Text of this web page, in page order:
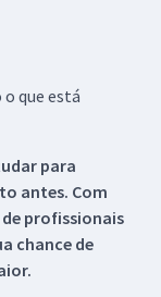
que está
para
antes. Com
profissionais
chance de